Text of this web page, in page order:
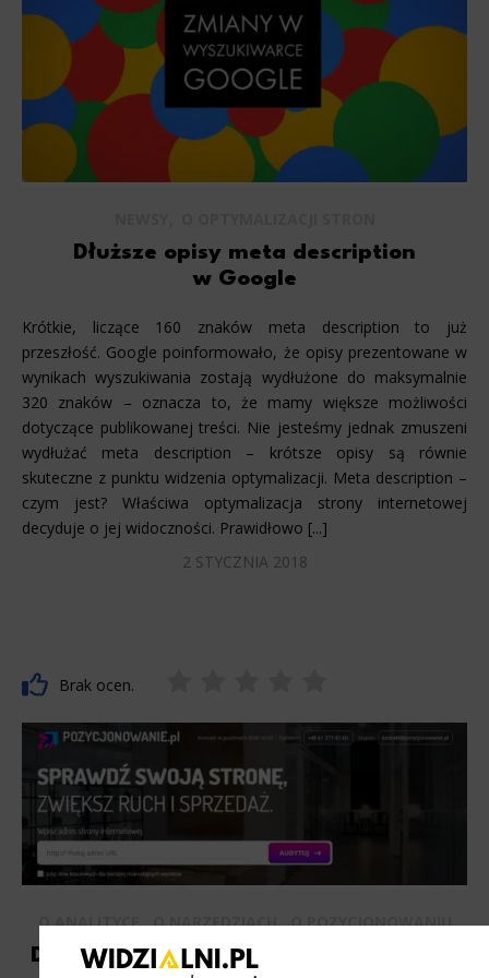
Dłuższe opisy meta description
w Google
Krótkie, liczące 160 znaków meta description to już
przeszłość. Google poinformowało, że opisy prezentowane w
wynikach wyszukiwania zostają wydłużone do maksymalnie
320 znaków – oznacza to, że mamy większe możliwości
dotyczące publikowanej treści. Nie jesteśmy jednak zmuszeni
wydłużać meta description – krótsze opisy są równie
skuteczne z punktu widzenia optymalizacji. Meta description –
czym jest? Właściwa optymalizacja strony internetowej
decyduje o jej widoczności. Prawidłowo [...]
2 STYCZNIA 2018
Brak ocen.
O ANALITYCE,O NARZĘDZIACH,O POZYCJONOWANIU
Darmowy audyt SEO – pomóż swojemu